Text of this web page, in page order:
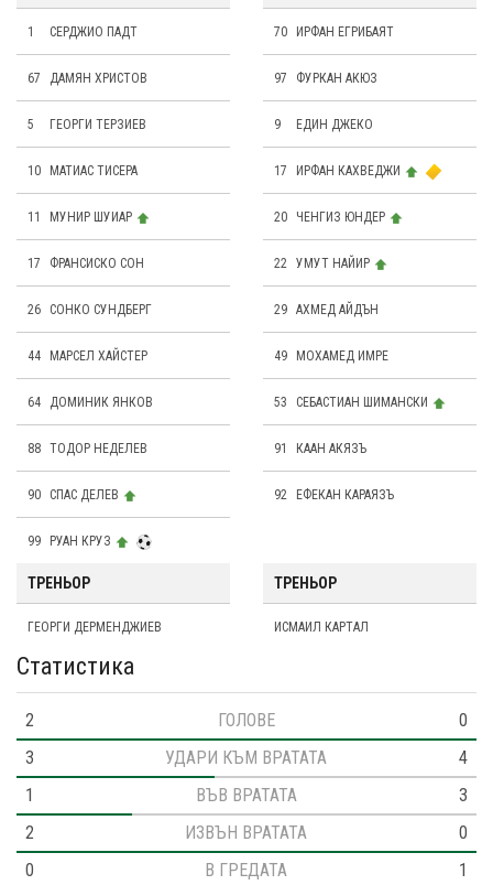
1 СЕРДЖИО ПАДТ
67 ДАМЯН ХРИСТОВ
5 ГЕОРГИ ТЕРЗИЕВ
10 МАТИАС ТИСЕРА
11 МУНИР ШУИАР
17 ФРАНСИСКО СОН
26 СОНКО СУНДБЕРГ
44 МАРСЕЛ ХAЙСТЕР
64 ДОМИНИК ЯНКОВ
88 ТОДОР НЕДЕЛЕВ
90 СПАС ДЕЛЕВ
99 РУАН КРУЗ
70 ИРФАН ЕГРИБАЯТ
97 ФУРКАН АКЮЗ
9 ЕДИН ДЖЕКО
17 ИРФАН КАХВЕДЖИ
20 ЧЕНГИЗ ЮНДЕР
22 УМУТ НАЙИР
29 АХМЕД АЙДЪН
49 МОХАМЕД ИМРЕ
53 СЕБАСТИАН ШИМАНСКИ
91 КААН АКЯЗЪ
92 ЕФЕКАН КАРАЯЗЪ
ТРЕНЬОР
ГЕОРГИ ДЕРМЕНДЖИЕВ
ТРЕНЬОР
ИСМАИЛ КАРТАЛ
Статистика
2 ГОЛОВЕ
0
3
УДАРИ КЪМ ВРАТАТА
4
1
ВЪВ ВРАТАТА
3
2
ИЗВЪН ВРАТАТА
0
0
В ГРЕДАТА
1